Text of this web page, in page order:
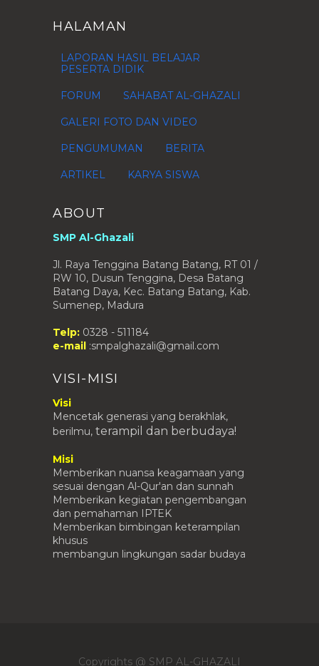
HALAMAN
LAPORAN HASIL BELAJAR
PESERTA DIDIK
FORUM SAHABAT AL-GHAZALI
GALERI FOTO DAN VIDEO
PENGUMUMAN BERITA
ARTIKEL KARYA SISWA
ABOUT
SMP Al-Ghazali
Jl. Raya Tenggina Batang Batang, RT 01 /
RW 10, Dusun Tenggina, Desa Batang
Batang Daya, Kec. Batang Batang, Kab.
Sumenep, Madura
Telp: 0328 - 511184
e-mail :smpalghazali@gmail.com
VISI-MISI
Visi
Mencetak generasi yang berakhlak,
berilmu, terampil dan berbudaya!
Misi
Memberikan nuansa keagamaan yang
sesuai dengan Al-Qur'an dan sunnah
Memberikan kegiatan pengembangan
dan pemahaman IPTEK
Memberikan bimbingan keterampilan
khusus
membangun lingkungan sadar budaya
Copyrights @ SMP AL-GHAZALI